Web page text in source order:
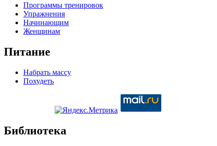
Программы тренировок
Упражнения
Начинающим
Женщинам
Питание
Набрать массу
Похудеть
Библиотека